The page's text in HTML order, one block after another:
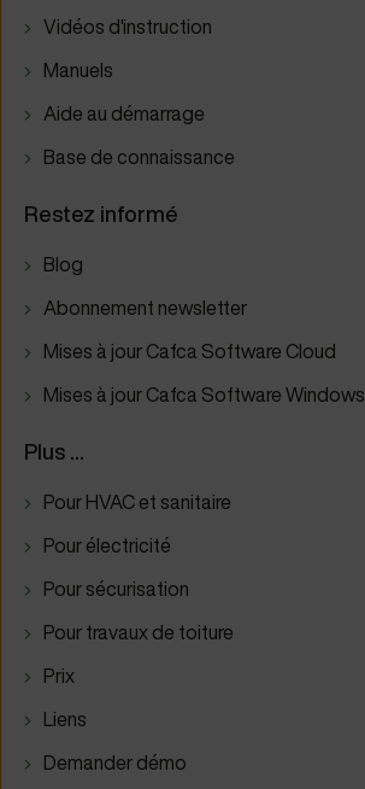
Vidéos d'instruction
Manuels
Aide au démarrage
Base de connaissance
Restez informé
Blog
Abonnement newsletter
Mises à jour Cafca Software Cloud
Mises à jour Cafca Software Windows
Plus ...
Pour HVAC et sanitaire
Pour électricité
Pour sécurisation
Pour travaux de toiture
Prix
Liens
Demander démo